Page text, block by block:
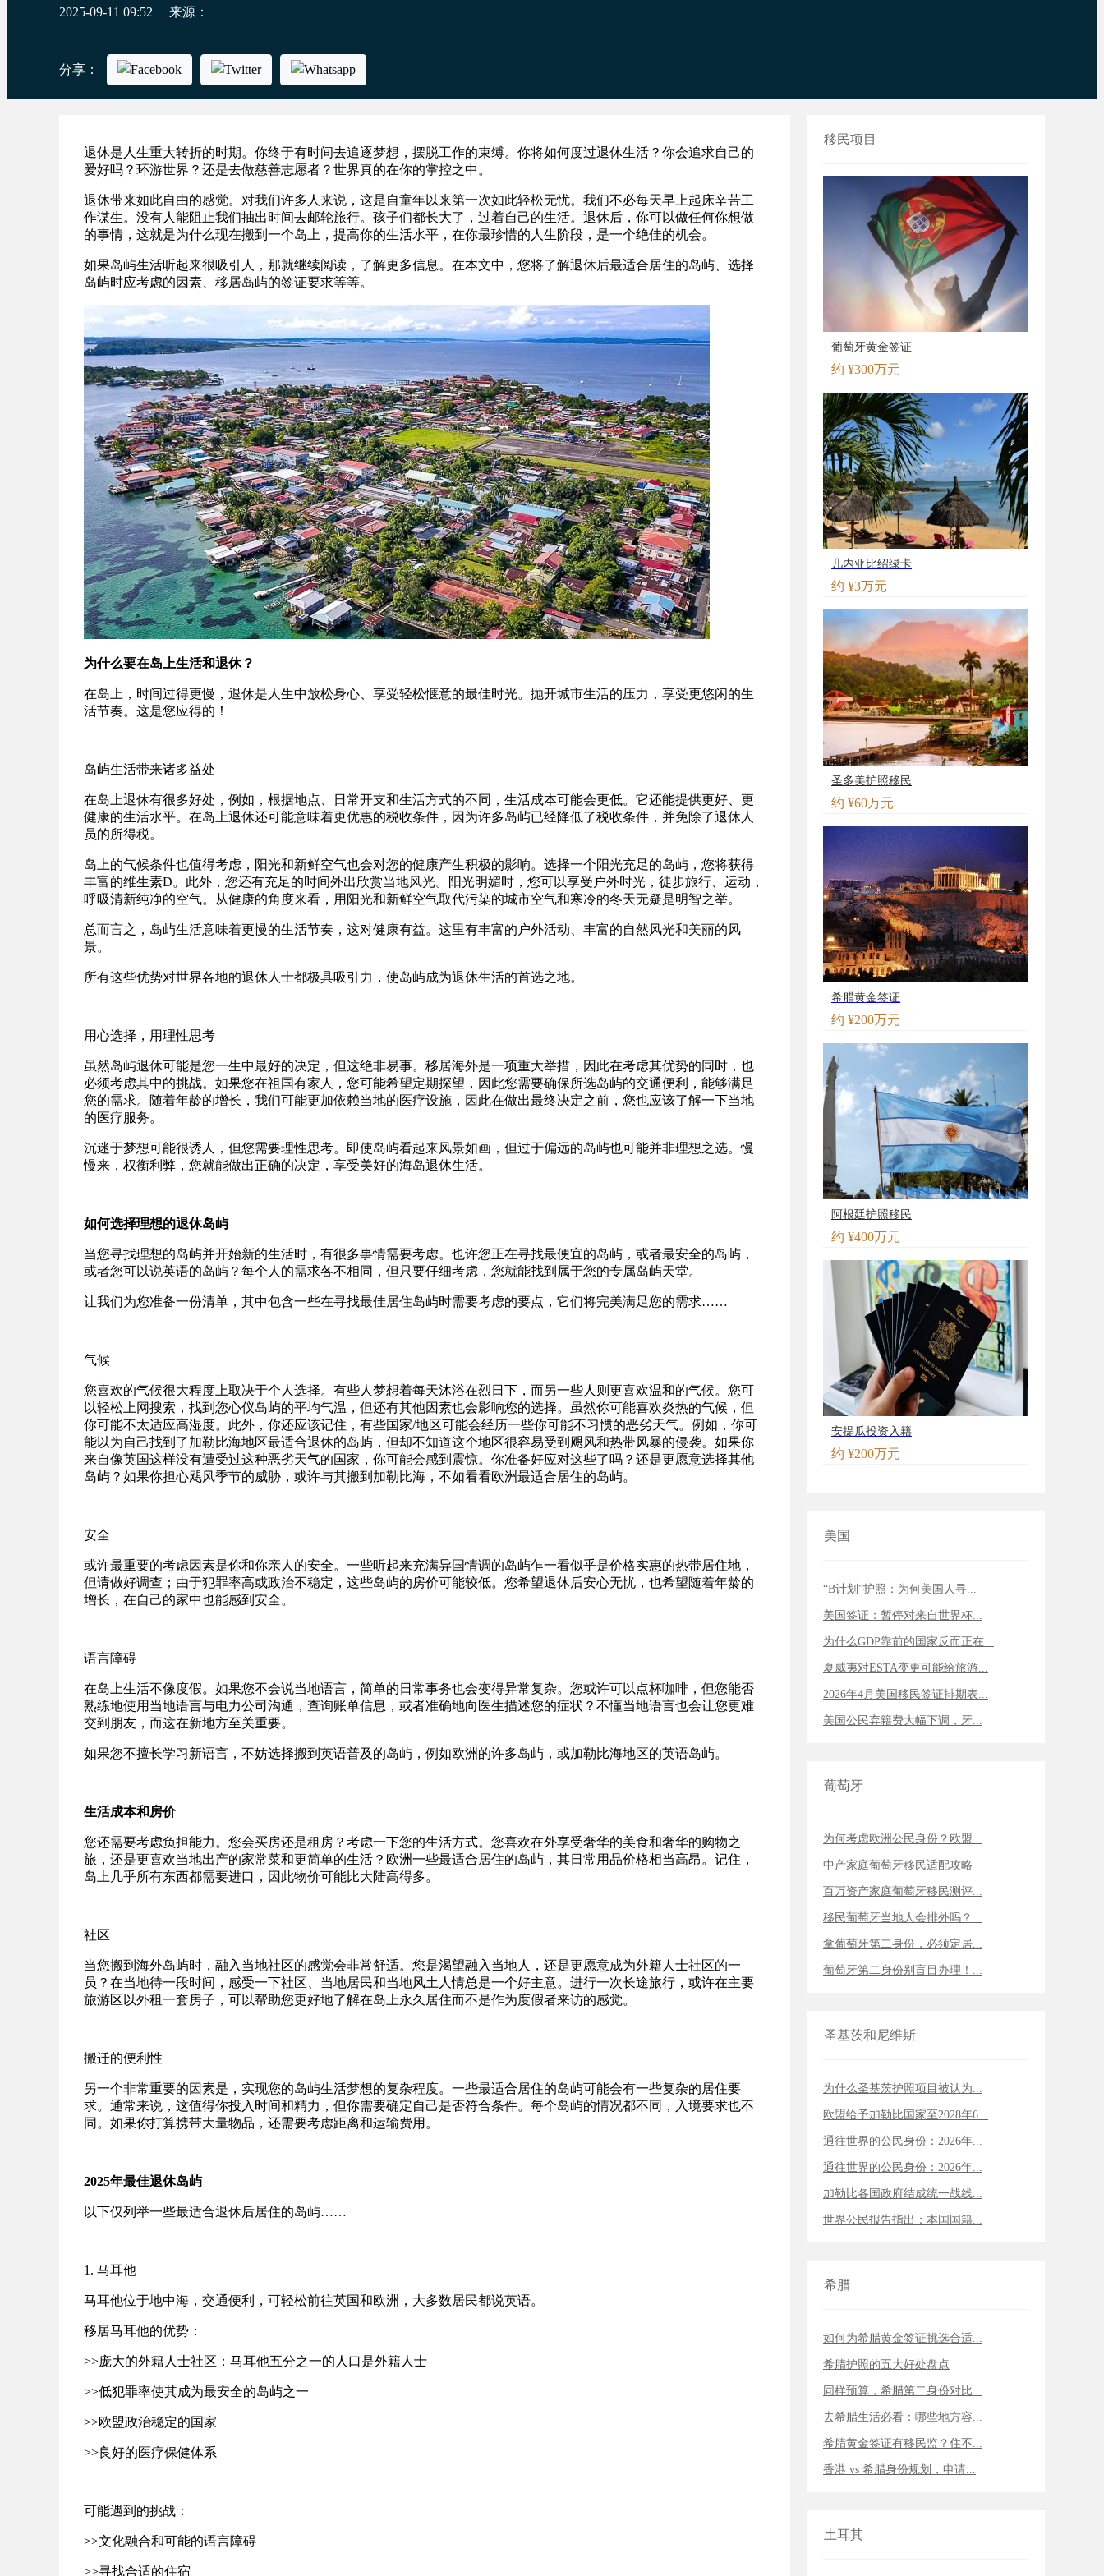
2025-09-11 09:52 来源：
分享：
退休是人生重大转折的时期。你终于有时间去追逐梦想，摆脱工作的束缚。你将如何度过退休生活？你会追求自己的
爱好吗？环游世界？还是去做慈善志愿者？世界真的在你的掌控之中。
退休带来如此自由的感觉。对我们许多人来说，这是自童年以来第一次如此轻松无忧。我们不必每天早上起床辛苦工
作谋生。没有人能阻止我们抽出时间去邮轮旅行。孩子们都长大了，过着自己的生活。退休后，你可以做任何你想做
的事情，这就是为什么现在搬到一个岛上，提高你的生活水平，在你最珍惜的人生阶段，是一个绝佳的机会。
如果岛屿生活听起来很吸引人，那就继续阅读，了解更多信息。在本文中，您将了解退休后最适合居住的岛屿、选择
岛屿时应考虑的因素、移居岛屿的签证要求等等。
为什么要在岛上生活和退休？
在岛上，时间过得更慢，退休是人生中放松身心、享受轻松惬意的最佳时光。抛开城市生活的压力，享受更悠闲的生
活节奏。这是您应得的！
岛屿生活带来诸多益处
在岛上退休有很多好处，例如，根据地点、日常开支和生活方式的不同，生活成本可能会更低。它还能提供更好、更
健康的生活水平。在岛上退休还可能意味着更优惠的税收条件，因为许多岛屿已经降低了税收条件，并免除了退休人
员的所得税。
岛上的气候条件也值得考虑，阳光和新鲜空气也会对您的健康产生积极的影响。选择一个阳光充足的岛屿，您将获得
丰富的维生素D。此外，您还有充足的时间外出欣赏当地风光。阳光明媚时，您可以享受户外时光，徒步旅行、运动，
呼吸清新纯净的空气。从健康的角度来看，用阳光和新鲜空气取代污染的城市空气和寒冷的冬天无疑是明智之举。
总而言之，岛屿生活意味着更慢的生活节奏，这对健康有益。这里有丰富的户外活动、丰富的自然风光和美丽的风
景。
所有这些优势对世界各地的退休人士都极具吸引力，使岛屿成为退休生活的首选之地。
用心选择，用理性思考
虽然岛屿退休可能是您一生中最好的决定，但这绝非易事。移居海外是一项重大举措，因此在考虑其优势的同时，也
必须考虑其中的挑战。如果您在祖国有家人，您可能希望定期探望，因此您需要确保所选岛屿的交通便利，能够满足
您的需求。随着年龄的增长，我们可能更加依赖当地的医疗设施，因此在做出最终决定之前，您也应该了解一下当地
的医疗服务。
沉迷于梦想可能很诱人，但您需要理性思考。即使岛屿看起来风景如画，但过于偏远的岛屿也可能并非理想之选。慢
慢来，权衡利弊，您就能做出正确的决定，享受美好的海岛退休生活。
如何选择理想的退休岛屿
当您寻找理想的岛屿并开始新的生活时，有很多事情需要考虑。也许您正在寻找最便宜的岛屿，或者最安全的岛屿，
或者您可以说英语的岛屿？每个人的需求各不相同，但只要仔细考虑，您就能找到属于您的专属岛屿天堂。
让我们为您准备一份清单，其中包含一些在寻找最佳居住岛屿时需要考虑的要点，它们将完美满足您的需求……
气候
您喜欢的气候很大程度上取决于个人选择。有些人梦想着每天沐浴在烈日下，而另一些人则更喜欢温和的气候。您可
以轻松上网搜索，找到您心仪岛屿的平均气温，但还有其他因素也会影响您的选择。虽然你可能喜欢炎热的气候，但
你可能不太适应高湿度。此外，你还应该记住，有些国家/地区可能会经历一些你可能不习惯的恶劣天气。例如，你可
能以为自己找到了加勒比海地区最适合退休的岛屿，但却不知道这个地区很容易受到飓风和热带风暴的侵袭。如果你
来自像英国这样没有遭受过这种恶劣天气的国家，你可能会感到震惊。你准备好应对这些了吗？还是更愿意选择其他
岛屿？如果你担心飓风季节的威胁，或许与其搬到加勒比海，不如看看欧洲最适合居住的岛屿。
安全
或许最重要的考虑因素是你和你亲人的安全。一些听起来充满异国情调的岛屿乍一看似乎是价格实惠的热带居住地，
但请做好调查；由于犯罪率高或政治不稳定，这些岛屿的房价可能较低。您希望退休后安心无忧，也希望随着年龄的
增长，在自己的家中也能感到安全。
语言障碍
在岛上生活不像度假。如果您不会说当地语言，简单的日常事务也会变得异常复杂。您或许可以点杯咖啡，但您能否
熟练地使用当地语言与电力公司沟通，查询账单信息，或者准确地向医生描述您的症状？不懂当地语言也会让您更难
交到朋友，而这在新地方至关重要。
如果您不擅长学习新语言，不妨选择搬到英语普及的岛屿，例如欧洲的许多岛屿，或加勒比海地区的英语岛屿。
生活成本和房价
您还需要考虑负担能力。您会买房还是租房？考虑一下您的生活方式。您喜欢在外享受奢华的美食和奢华的购物之
旅，还是更喜欢当地出产的家常菜和更简单的生活？欧洲一些最适合居住的岛屿，其日常用品价格相当高昂。记住，
岛上几乎所有东西都需要进口，因此物价可能比大陆高得多。
社区
当您搬到海外岛屿时，融入当地社区的感觉会非常舒适。您是渴望融入当地人，还是更愿意成为外籍人士社区的一
员？在当地待一段时间，感受一下社区、当地居民和当地风土人情总是一个好主意。进行一次长途旅行，或许在主要
旅游区以外租一套房子，可以帮助您更好地了解在岛上永久居住而不是作为度假者来访的感觉。
搬迁的便利性
另一个非常重要的因素是，实现您的岛屿生活梦想的复杂程度。一些最适合居住的岛屿可能会有一些复杂的居住要
求。通常来说，这值得你投入时间和精力，但你需要确定自己是否符合条件。每个岛屿的情况都不同，入境要求也不
同。如果你打算携带大量物品，还需要考虑距离和运输费用。
2025年最佳退休岛屿
以下仅列举一些最适合退休后居住的岛屿……
1. 马耳他
马耳他位于地中海，交通便利，可轻松前往英国和欧洲，大多数居民都说英语。
移居马耳他的优势：
>>庞大的外籍人士社区：马耳他五分之一的人口是外籍人士
>>低犯罪率使其成为最安全的岛屿之一
>>欧盟政治稳定的国家
>>良好的医疗保健体系
可能遇到的挑战：
>>文化融合和可能的语言障碍
>>寻找合适的住宿
移民项目
葡萄牙黄金签证
约 ¥300万元
几内亚比绍绿卡
约 ¥3万元
圣多美护照移民
约 ¥60万元
希腊黄金签证
约 ¥200万元
阿根廷护照移民
约 ¥400万元
安提瓜投资入籍
约 ¥200万元
美国
“B计划”护照：为何美国人寻...
美国签证：暂停对来自世界杯...
为什么GDP靠前的国家反而正在...
夏威夷对ESTA变更可能给旅游...
2026年4月美国移民签证排期表...
美国公民弃籍费大幅下调，牙...
葡萄牙
为何考虑欧洲公民身份？欧盟...
中产家庭葡萄牙移民适配攻略
百万资产家庭葡萄牙移民测评...
移民葡萄牙当地人会排外吗？...
拿葡萄牙第二身份，必须定居...
葡萄牙第二身份别盲目办理！...
圣基茨和尼维斯
为什么圣基茨护照项目被认为...
欧盟给予加勒比国家至2028年6...
通往世界的公民身份：2026年...
通往世界的公民身份：2026年...
加勒比各国政府结成统一战线...
世界公民报告指出：本国国籍...
希腊
如何为希腊黄金签证挑选合适...
希腊护照的五大好处盘点
同样预算，希腊第二身份对比...
去希腊生活必看：哪些地方容...
希腊黄金签证有移民监？住不...
香港 vs 希腊身份规划，申请...
土耳其